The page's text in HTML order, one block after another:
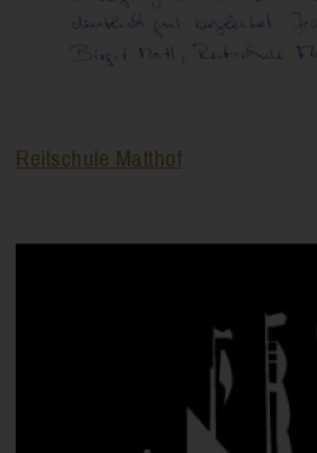
Reitschule Matthof